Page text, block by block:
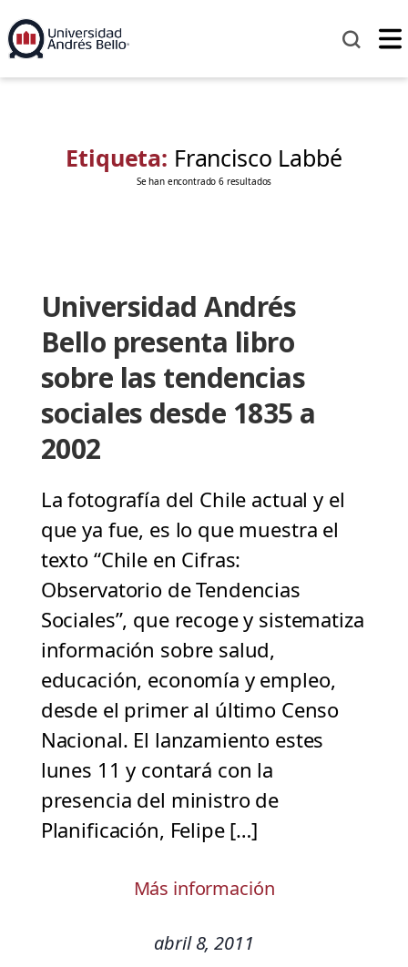
Etiqueta: Francisco Labbé
Se han encontrado 6 resultados
Universidad Andrés
Bello presenta libro
sobre las tendencias
sociales desde 1835 a
2002
La fotografía del Chile actual y el
que ya fue, es lo que muestra el
texto “Chile en Cifras:
Observatorio de Tendencias
Sociales”, que recoge y sistematiza
información sobre salud,
educación, economía y empleo,
desde el primer al último Censo
Nacional. El lanzamiento estes
lunes 11 y contará con la
presencia del ministro de
Planificación, Felipe […]
Más información
abril 8, 2011